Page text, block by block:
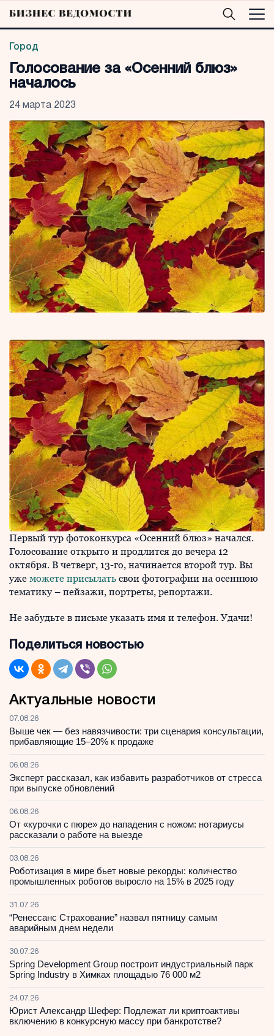
Город
Голосование за «Осенний блюз»
началось
24 марта 2023
Первый тур фотоконкурса «Осенний блюз» начался.
Голосование открыто и продлится до вечера 12
октября. В четверг, 13-го, начинается второй тур. Вы
уже можете присылать свои фотографии на осеннюю
тематику – пейзажи, портреты, репортажи.
Не забудьте в письме указать имя и телефон. Удачи!
Поделиться новостью
Актуальные новости
07.08.26
Выше чек — без навязчивости: три сценария консультации,
прибавляющие 15–20% к продаже
06.08.26
Эксперт рассказал, как избавить разработчиков от стресса
при выпуске обновлений
06.08.26
От «курочки с пюре» до нападения с ножом: нотариусы
рассказали о работе на выезде
03.08.26
Роботизация в мире бьет новые рекорды: количество
промышленных роботов выросло на 15% в 2025 году
31.07.26
“Ренессанс Страхование” назвал пятницу самым
аварийным днем недели
30.07.26
Spring Development Group построит индустриальный парк
Spring Industry в Химках площадью 76 000 м2
24.07.26
Юрист Александр Шефер: Подлежат ли криптоактивы
включению в конкурсную массу при банкротстве?